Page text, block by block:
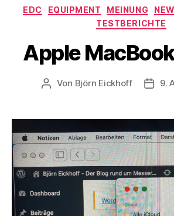
EDC EQUIPMENT MEINUNG
TESTBERICHTE
Apple
Beitragsautor
Von Björn Eickhoff 9.